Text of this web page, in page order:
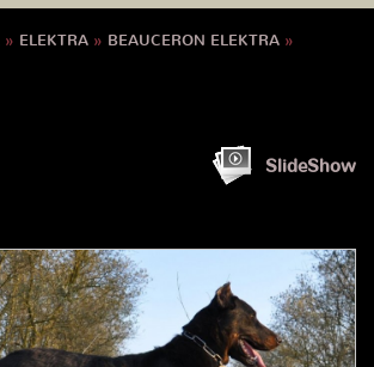
» ELEKTRA » BEAUCERON ELEKTRA »
SlideShow